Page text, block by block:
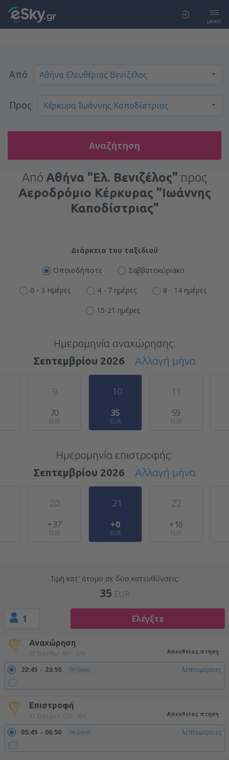
μενού
Από
Προς
Αναζήτηση
Από Αθήνα "Ελ. Βενιζέλος" προς
Αεροδρόμιο Κέρκυρας "Ιωάννης
Καποδίστριας"
Διάρκεια του ταξιδιού
Οποιοδήποτε Σαββατοκύριακο
0 - 3 Ημέρες 4 - 7 ημέρες 8 - 14 ημέρες
15-21 ημέρες
Ημερομηνία αναχώρησης:
Σεπτεμβρίου 2026
Αλλαγή μήνα
9
70
EUR
10
35
EUR
11
59
EUR
Ημερομηνία επιστροφής:
Σεπτεμβρίου 2026
Αλλαγή μήνα
20
+37
EUR
21
+0
EUR
22
+16
EUR
Τιμή κατ' άτομο σε δύο κατευθύνσεις:
35 EUR
1 Ελέγξτε
Αναχώρηση
10 Σεπ (Πέμ) ATH - CFU Απευθείας πτήση
22:45 23:50 1h 5min λεπτομέρειες
Επιστροφή
21 Σεπ (Δευ) CFU - ATH Απευθείας πτήση
05:45 06:50 1h 5min λεπτομέρειες